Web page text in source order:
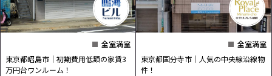
全室満室
東京都昭島市｜初期費用低額の家賃3
万円台ワンルーム！
全室満室
東京都国分寺市｜人気の中央線沿線物
件！